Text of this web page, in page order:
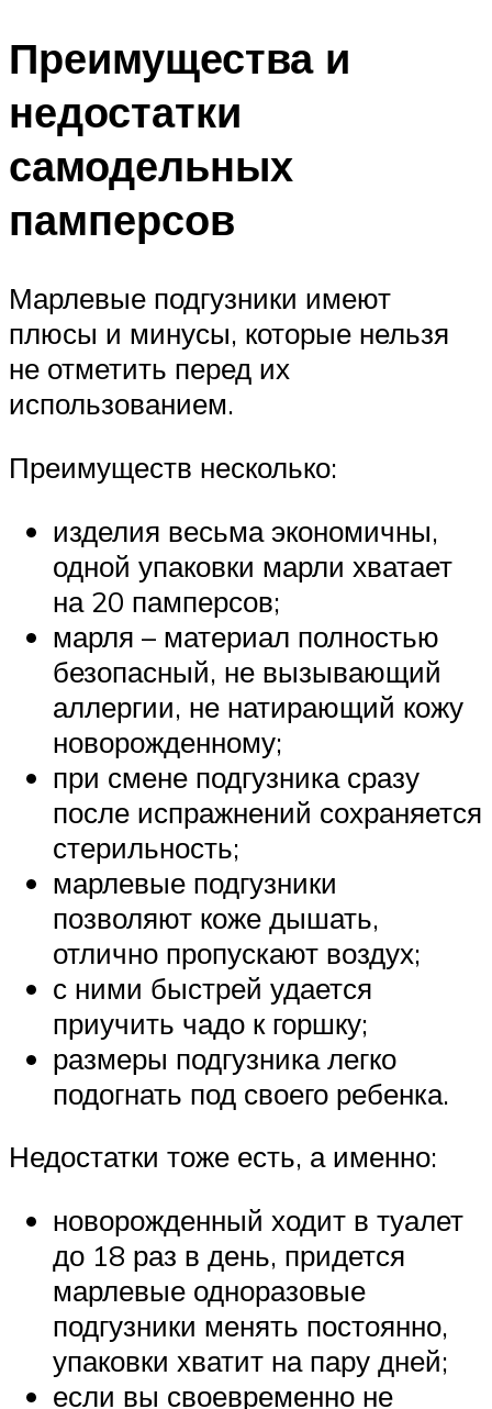
Преимущества и
недостатки
самодельных
памперсов
Марлевые подгузники имеют
плюсы и минусы, которые нельзя
не отметить перед их
использованием.
Преимуществ несколько:
изделия весьма экономичны,
одной упаковки марли хватает
на 20 памперсов;
марля – материал полностью
безопасный, не вызывающий
аллергии, не натирающий кожу
новорожденному;
при смене подгузника сразу
после испражнений сохраняется
стерильность;
марлевые подгузники
позволяют коже дышать,
отлично пропускают воздух;
с ними быстрей удается
приучить чадо к горшку;
размеры подгузника легко
подогнать под своего ребенка.
Недостатки тоже есть, а именно:
новорожденный ходит в туалет
до 18 раз в день, придется
марлевые одноразовые
подгузники менять постоянно,
упаковки хватит на пару дней;
если вы своевременно не